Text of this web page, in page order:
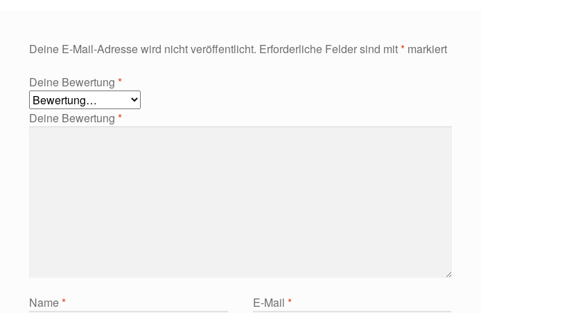
Deine E-Mail-Adresse wird nicht veröffentlicht. Erforderliche Felder sind mit*markiert
Deine Bewertung *
Deine Bewertung *
Name* E-Mail *